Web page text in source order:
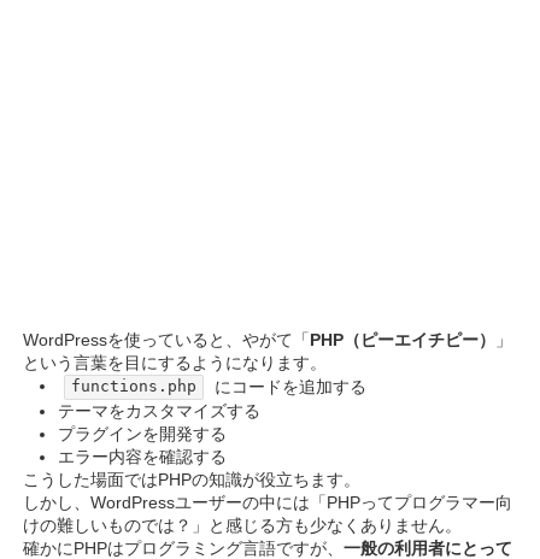
WordPressを使っていると、やがて「PHP（ピーエイチピー）
」
という言葉を目にするようになります。
functions.php
にコードを追加する
テーマをカスタマイズする
プラグインを開発する
エラー内容を確認する
こうした場面ではPHPの知識が役立ちます。
しかし、WordPressユーザーの中には「PHPってプログラマー向
けの難しいものでは？」と感じる方も少なくありません。
確かにPHPはプログラミング言語ですが、一般の利用者にとって